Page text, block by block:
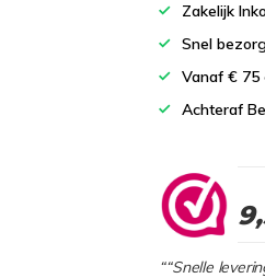
Zakelijk
Snel
Vanaf €
Achteraf
““Snelle